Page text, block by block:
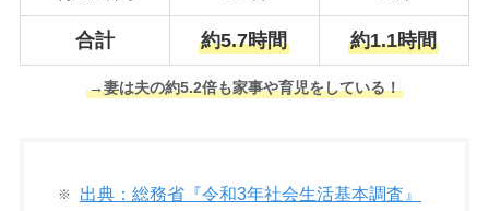
合計 約5.7時間 約1.1時間
→妻は夫の約5.2倍も家事や育児をしている！
出典：総務省『令和3年社会生活基本調査』